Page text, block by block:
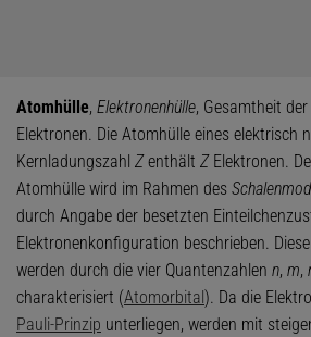
Atomhülle, Elektronenhülle, Gesamtheit
Elektronen. Die Atomhülle eines elektrisch
Kernladungszahl Zenthält ZElektronen.
Atomhülle wird im Rahmen des
durch Angabe der besetzten
Elektronenkonfiguration beschrieben.
werden durch die vier Quantenzahlen n, m,
charakterisiert (Atomorbital). Da die
Pauli-Prinzip unterliegen, werden mit